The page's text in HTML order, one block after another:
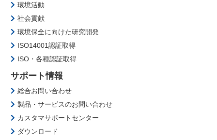
環境活動
社会貢献
環境保全に向けた研究開発
ISO14001認証取得
ISO・各種認証取得
サポート情報
総合お問い合わせ
製品・サービスのお問い合わせ
カスタマサポートセンター
ダウンロード